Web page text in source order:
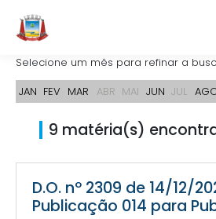
Selecione um mês para refinar a
JAN FEV MAR ABR MAI JUN JUL
9 matéria(s)
D.O. nº 2309 de 14/12/
Publicação 014 para